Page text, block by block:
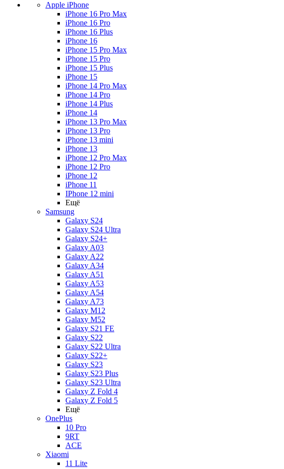
Apple iPhone
iPhone 16 Pro Max
iPhone 16 Pro
iPhone 16 Plus
iPhone 16
iPhone 15 Pro Max
iPhone 15 Pro
iPhone 15 Plus
iPhone 15
iPhone 14 Pro Max
iPhone 14 Pro
iPhone 14 Plus
iPhone 14
iPhone 13 Pro Max
iPhone 13 Pro
iPhone 13 mini
iPhone 13
iPhone 12 Pro Max
iPhone 12 Pro
iPhone 12
iPhone 11
IPhone 12 mini
Ещё
Samsung
Galaxy S24
Galaxy S24 Ultra
Galaxy S24+
Galaxy A03
Galaxy A22
Galaxy A34
Galaxy A51
Galaxy A53
Galaxy A54
Galaxy A73
Galaxy M12
Galaxy M52
Galaxy S21 FE
Galaxy S22
Galaxy S22 Ultra
Galaxy S22+
Galaxy S23
Galaxy S23 Plus
Galaxy S23 Ultra
Galaxy Z Fold 4
Galaxy Z Fold 5
Ещё
OnePlus
10 Pro
9RT
ACE
Xiaomi
11 Lite